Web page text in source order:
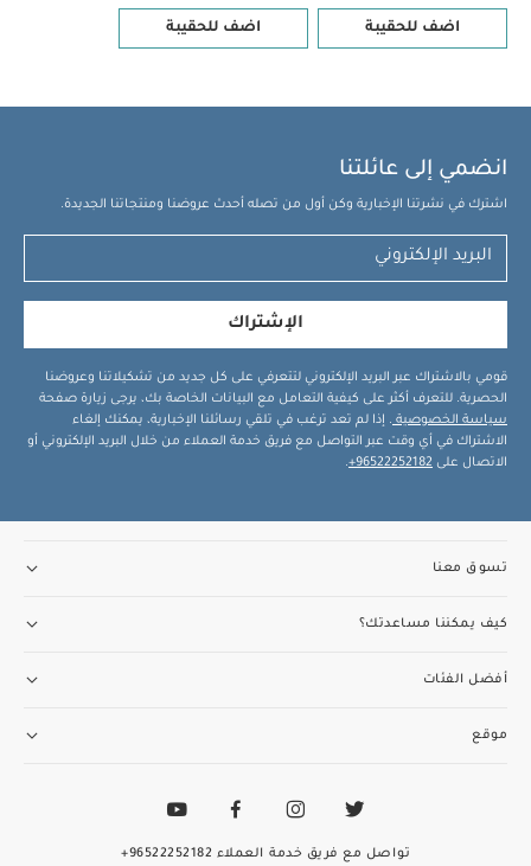
اضف للحقيبة اضف للحقيبة
انضمي إلى عائلتنا
اشترك في نشرتنا الإخبارية وكن أول من تصله أحدث عروضنا ومنتجاتنا الجديدة.
الإشتراك
قومي بالاشتراك عبر البريد الإلكتروني لتتعرفي على كل جديد من تشكيلاتنا وعروضنا
الحصرية. للتعرف أكثر على كيفية التعامل مع البيانات الخاصة بك، يرجى زيارة صفحة
سياسة الخصوصية . إذا لم تعد ترغب في تلقي رسائلنا الإخبارية، يمكنك إلغاء
الاشتراك في أي وقت عبر التواصل مع فريق خدمة العملاء من خلال البريد الإلكتروني أو
الاتصال على 96522252182+
.
تسوق معنا
كيف يمكننا مساعدتك؟
أفضل الفئات
موقع
تواصل مع فريق خدمة العملاء 96522252182+